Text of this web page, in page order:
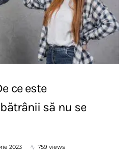
ce este
să nu se
2023 759 views